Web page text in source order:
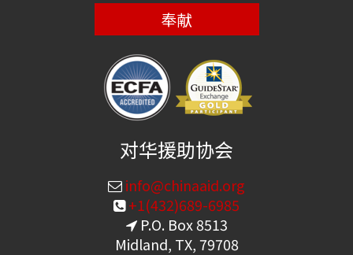
奉献
对华援助协会
info@chinaaid.org
+1(432)689-6985
P.O. Box 8513
Midland, TX, 79708